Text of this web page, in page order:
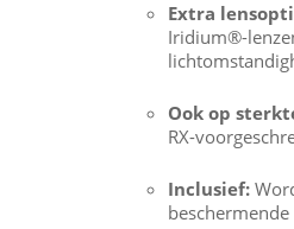
Extra
Iridium®-
Ook op
RX-
Inclusief:
beschermende